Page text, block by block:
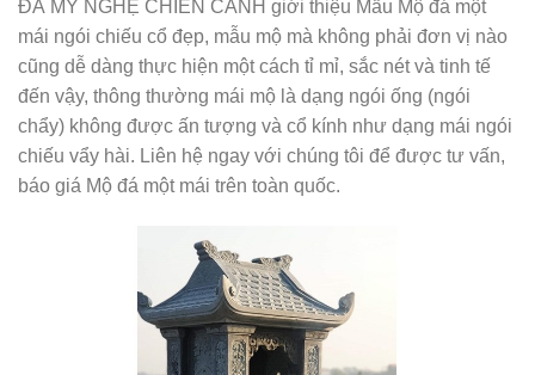
ĐÁ MỸ NGHỆ CHIẾN CẢNH giới thiệu Mẫu Mộ đá một
mái ngói chiếu cổ đẹp, mẫu mộ mà không phải đơn vị nào
cũng dễ dàng thực hiện một cách tỉ mỉ, sắc nét và tinh tế
đến vậy, thông thường mái mộ là dạng ngói ống (ngói
chẩy) không được ấn tượng và cổ kính như dạng mái ngói
chiếu vẩy hài. Liên hệ ngay với chúng tôi để được tư vấn,
báo giá Mộ đá một mái trên toàn quốc.